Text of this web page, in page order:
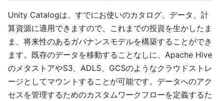
Unity Catalogは、すでにお使いのカタログ、データ、計
算資源に適用できますので、これまでの投資を生かしたま
ま、将来性のあるガバナンスモデルを構築することができ
ます。既存のデータを移動することなしに、Apache Hive
のメタストアやS3、ADLS、GCSのようなクラウドストレ
ージとしてマウントすることが可能です。データへのアク
セスを管理するためのカスタムワークフローを定義するた